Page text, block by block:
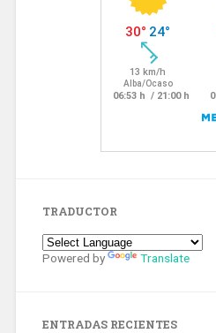
TRADUCTOR
Powered by Translate
ENTRADAS RECIENTES